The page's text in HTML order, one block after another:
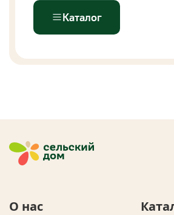
Каталог
О нас